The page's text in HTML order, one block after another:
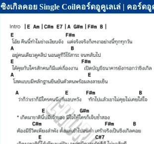
ซิงเกิลคอย Single Coilคอร์ดอูคูเลเล่ | คอร์ด